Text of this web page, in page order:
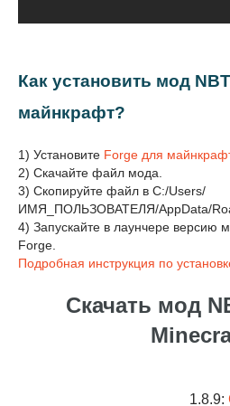
Как установить мод
майнкрафт?
1) Установите Forge для
2) Скачайте файл мода.
3) Скопируйте файл в C:/Users/
ИМЯ_ПОЛЬЗОВАТЕЛЯ/AppData/
4) Запускайте в лаунчере версию
Forge.
Подробная инструкция по
Скачать мод
1.8.9: